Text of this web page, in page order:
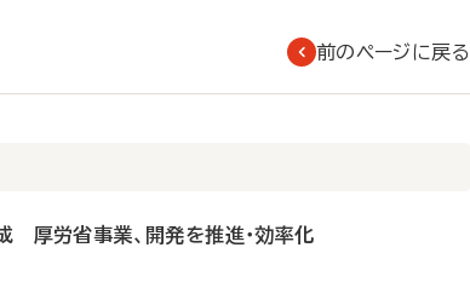
前のページに戻る
厚労省事業、開発を推進・効率化